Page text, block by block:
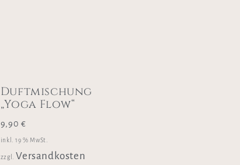
Duftmischung
„Yoga Flow“
9,90 €
inkl. 19 % MwSt.
zzgl. Versandkosten